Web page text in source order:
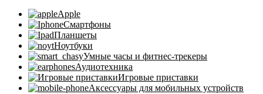
Apple
Смартфоны
Планшеты
Ноутбуки
Умные часы и фитнес-трекеры
Аудиотехника
Игровые приставки
Аксессуары для мобильных устройств